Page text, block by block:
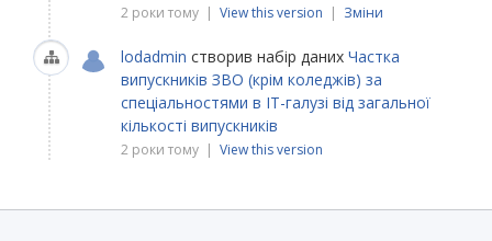
2 роки тому | View this version | Зміни
lodadmin створив набір даних Частка
випускників ЗВО (крім коледжів) за
спеціальностями в ІТ-галузі від загальної
кількості випускників
2 роки тому | View this version